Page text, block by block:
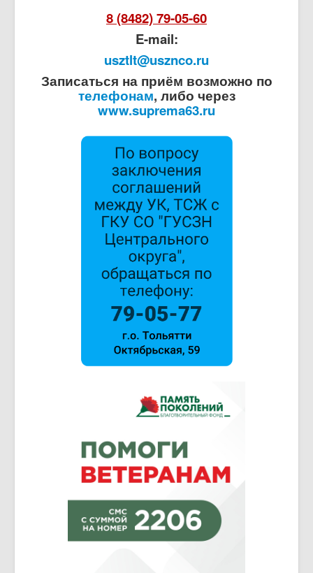
8 (8482) 79-05-60
E-mail:
usztlt@usznco.ru
Записаться на приём возможно по
телефонам, либо через
www.suprema63.ru